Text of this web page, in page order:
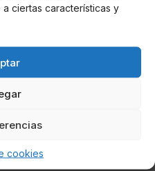
ciertas características y
cookies
y Bitcoin en México 2025
para iOS en la Unión